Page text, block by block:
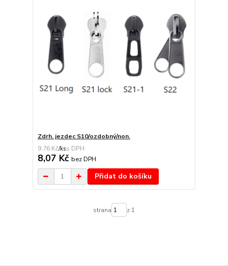
Zdrh. jezdec S10/ozdobný/non.
9,76 Kč/ks
8,07 Kč bez DPH
Přidat do košíku
strana z 1